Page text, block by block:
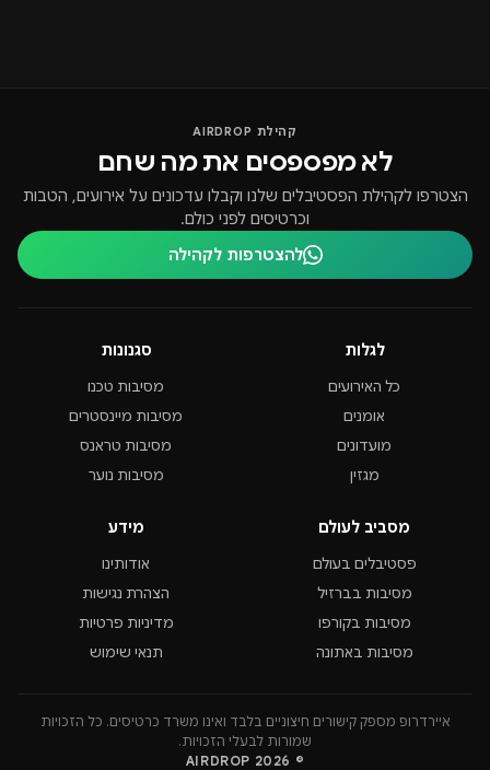
קהילת AIRDROP
לא מפספסים את מה שחם
הצטרפו לקהילת הפסטיבלים שלנו וקבלו עדכונים על אירועים, הטבות
וכרטיסים לפני כולם.
להצטרפות לקהילה
לגלות
כל האירועים
אומנים
מועדונים
מגזין
סגנונות
מסיבות טכנו
מסיבות מיינסטרים
מסיבות טראנס
מסיבות נוער
מסביב לעולם
פסטיבלים בעולם
מסיבות בברזיל
מסיבות בקורפו
מסיבות באתונה
מידע
אודותינו
הצהרת נגישות
מדיניות פרטיות
תנאי שימוש
איירדרופ מספק קישורים חיצוניים בלבד ואינו משרד כרטיסים. כל הזכויות
שמורות לבעלי הזכויות.
© 2026 AIRDROP